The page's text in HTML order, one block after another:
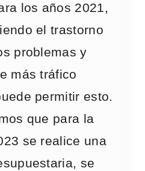
los años 2021,
el trastorno
problemas y
más tráfico
permitir esto.
que para la
se realice una
se